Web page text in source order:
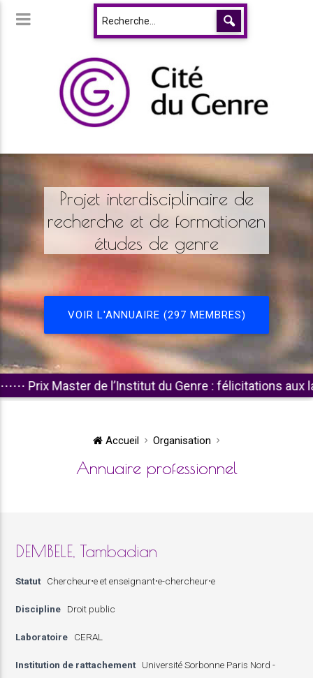
Projet interdisciplinaire de
recherche et de formationen
études de genre
VOIR L'ANNUAIRE (297 MEMBRES)
Master de l’Institut du Genre : félicitations aux
Accueil Organisation
Annuaire professionnel
DEMBELE, Tambadian
Statut Chercheur⋅e et enseignant⋅e-chercheur⋅e
Discipline Droit public
Laboratoire CERAL
Institution de rattachement Université Sorbonne Paris Nord -